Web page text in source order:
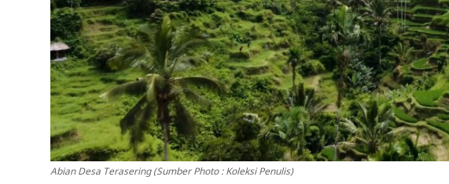
Abian Desa Terasering (Sumber Photo : Koleksi Penulis)